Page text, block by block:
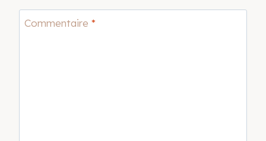
Commentaire *